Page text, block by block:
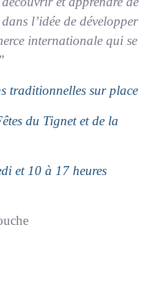
l’idée de développer
internationale qui se
traditionnelles sur place
du Tignet et de la
et 10 à 17 heures